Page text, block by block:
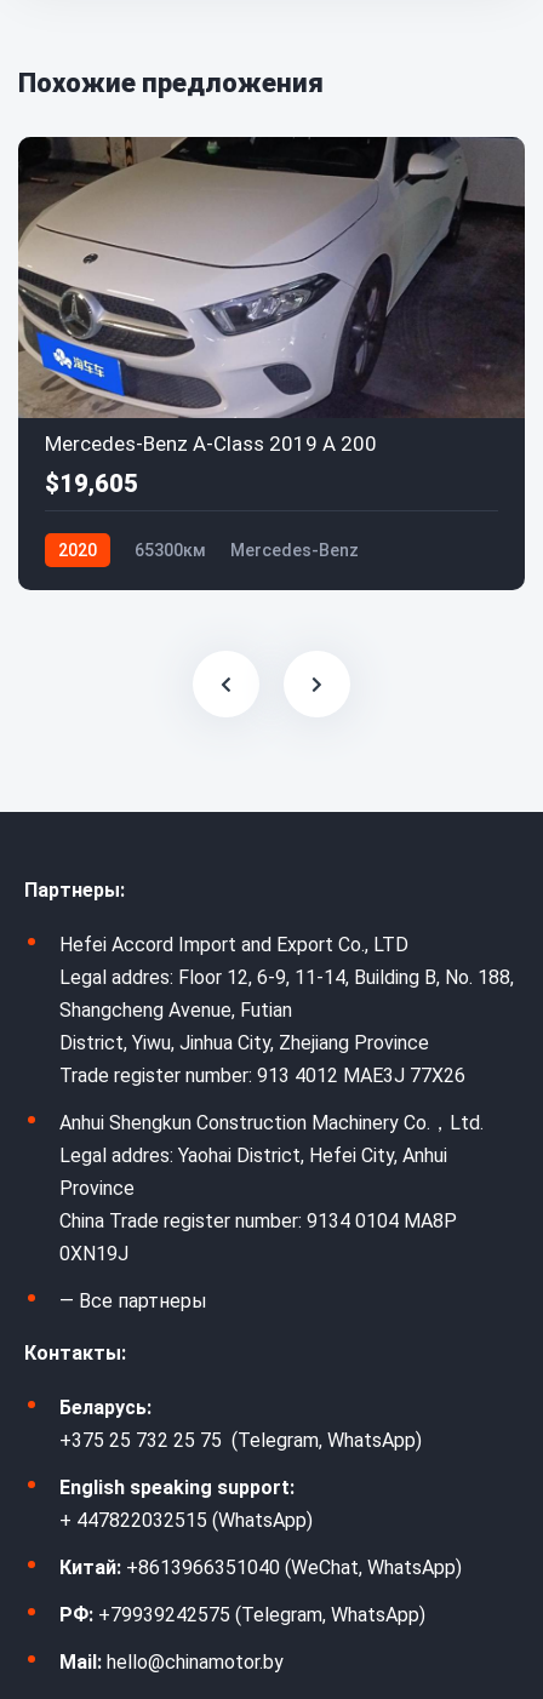
Похожие предложения
Mercedes-Benz A-Class 2019 A 200
$19,605
2020 65300км Mercedes-Benz
Партнеры:
Hefei Accord Import and Export Co., LTD
Legal addres: Floor 12, 6-9, 11-14, Building B, No. 188,
Shangcheng Avenue, Futian
District, Yiwu, Jinhua City, Zhejiang Province
Trade register number: 913 4012 MAE3J 77X26
Anhui Shengkun Construction Machinery Co.，Ltd.
Legal addres: Yaohai District, Hefei City, Anhui
Province
China Trade register number: 9134 0104 MA8P
0XN19J
— Все партнеры
Контакты:
Беларусь:
+375 25 732 25 75 (Telegram, WhatsApp)
English speaking support:
+ 447822032515 (WhatsApp)
Китай: +8613966351040 (WeChat, WhatsApp)
РФ: +79939242575 (Telegram, WhatsApp)
Mail: hello@chinamotor.by